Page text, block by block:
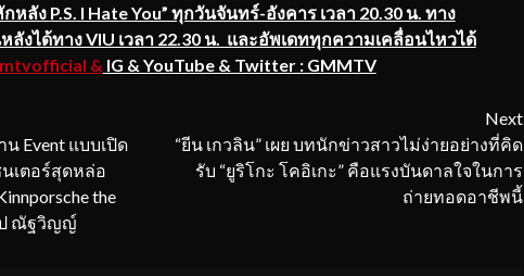
กหลัง P.S. I Hate You” ทุกวันจันทร์-อังคาร เวลา 20.30 น. ทาง
ลังได้ทาง VIU เวลา 22.30 น. และอัพเดททุกความเคลื่อนไหวได้
& IG & YouTube & Twitter : GMMTV
Event แบบเปิด
เตอร์สุดหล่อ
the
ป ณัฐวิญญ์
Next
“ยีน เกวลิน” เผย บทนักข่าวสาวไม่ง่ายอย่างที่คิด
รับ “ยูริโกะ โคอิเกะ” คือแรงบันดาลใจในการ
ถ่ายทอดอาชีพนี้